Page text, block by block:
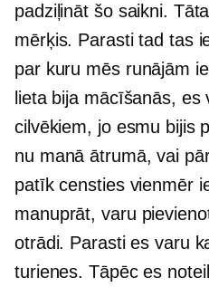
padziļināt šo saikni.
mērķis. Parasti tad tas
par kuru mēs runājām
lieta bija mācīšanās,
cilvēkiem, jo ​​esmu bijis
nu manā ātrumā, vai
patīk censties vienmēr
manuprāt, varu
otrādi. Parasti es varu
turienes. Tāpēc es